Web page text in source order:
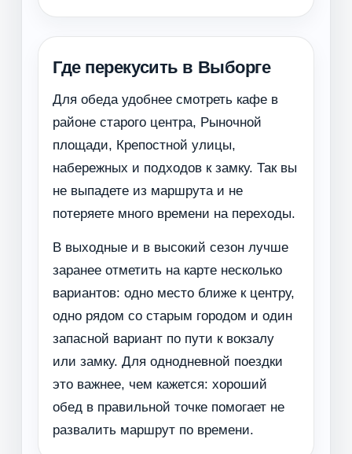
Где перекусить в Выборге
Для обеда удобнее смотреть кафе в
районе старого центра, Рыночной
площади, Крепостной улицы,
набережных и подходов к замку. Так вы
не выпадете из маршрута и не
потеряете много времени на переходы.
В выходные и в высокий сезон лучше
заранее отметить на карте несколько
вариантов: одно место ближе к центру,
одно рядом со старым городом и один
запасной вариант по пути к вокзалу
или замку. Для однодневной поездки
это важнее, чем кажется: хороший
обед в правильной точке помогает не
развалить маршрут по времени.